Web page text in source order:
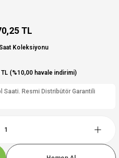
TL
Koleksiyonu
(%10,00 havale indirimi)
Saati. Resmi Distribütör Garantili